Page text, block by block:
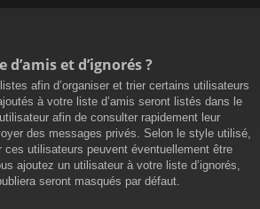
et d’ignorés ?
afin d’organiser et trier certains utilisateurs
à votre liste d’amis seront listés dans le
afin de consulter rapidement leur
des messages privés. Selon le style utilisé,
ces utilisateurs peuvent éventuellement être
ajoutez un utilisateur à votre liste d’ignorés,
seront masqués par défaut.